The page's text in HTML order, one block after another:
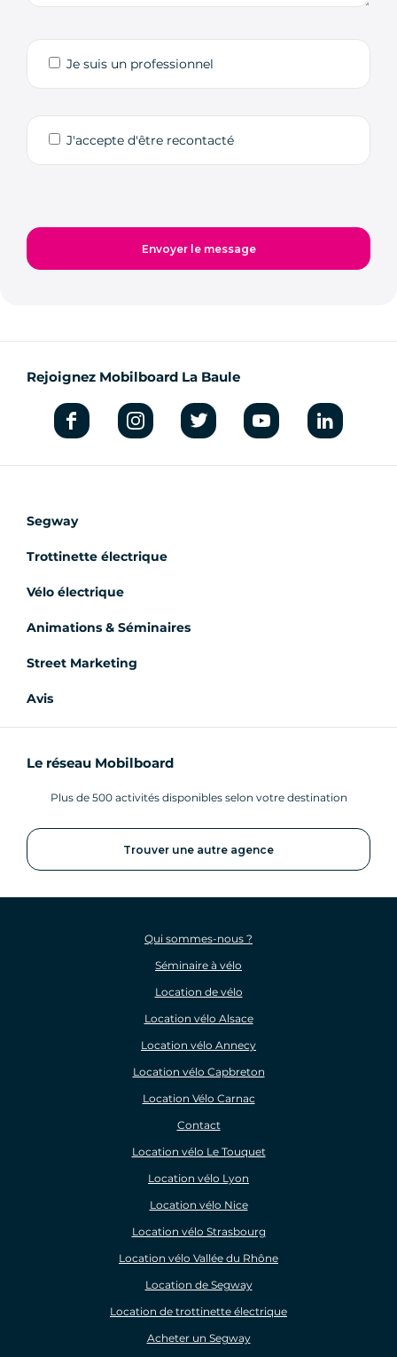
Je suis un professionnel
J'accepte d'être recontacté
Rejoignez Mobilboard La Baule
Segway
Trottinette électrique
Vélo électrique
Animations & Séminaires
Street Marketing
Avis
Le réseau Mobilboard
Plus de 500 activités disponibles selon votre destination
Trouver une autre agence
Qui sommes-nous ?
Séminaire à vélo
Location de vélo
Location vélo Alsace
Location vélo Annecy
Location vélo Capbreton
Location Vélo Carnac
Contact
Location vélo Le Touquet
Location vélo Lyon
Location vélo Nice
Location vélo Strasbourg
Location vélo Vallée du Rhône
Location de Segway
Location de trottinette électrique
Acheter un Segway